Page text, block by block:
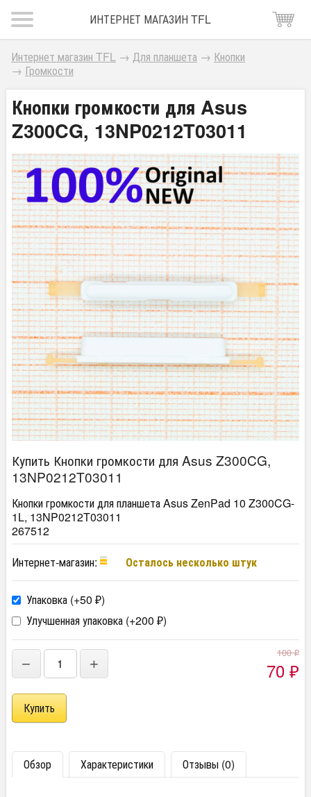
ИНТЕРНЕТ МАГАЗИН TFL
Интернет магазин TFL → Для планшета → Кнопки
→ Громкости
Кнопки громкости для Asus
Z300CG, 13NP0212T03011
Купить Кнопки громкости для Asus Z300CG,
13NP0212T03011
Кнопки громкости для планшета Asus ZenPad 10 Z300CG-
1L, 13NP0212T03011
267512
Интернет-магазин:
Осталось несколько штук
Упаковка (+50 ₽)
Улучшенная упаковка (+200 ₽)
− +
100₽
70 ₽
Обзор Характеристики Отзывы (0)